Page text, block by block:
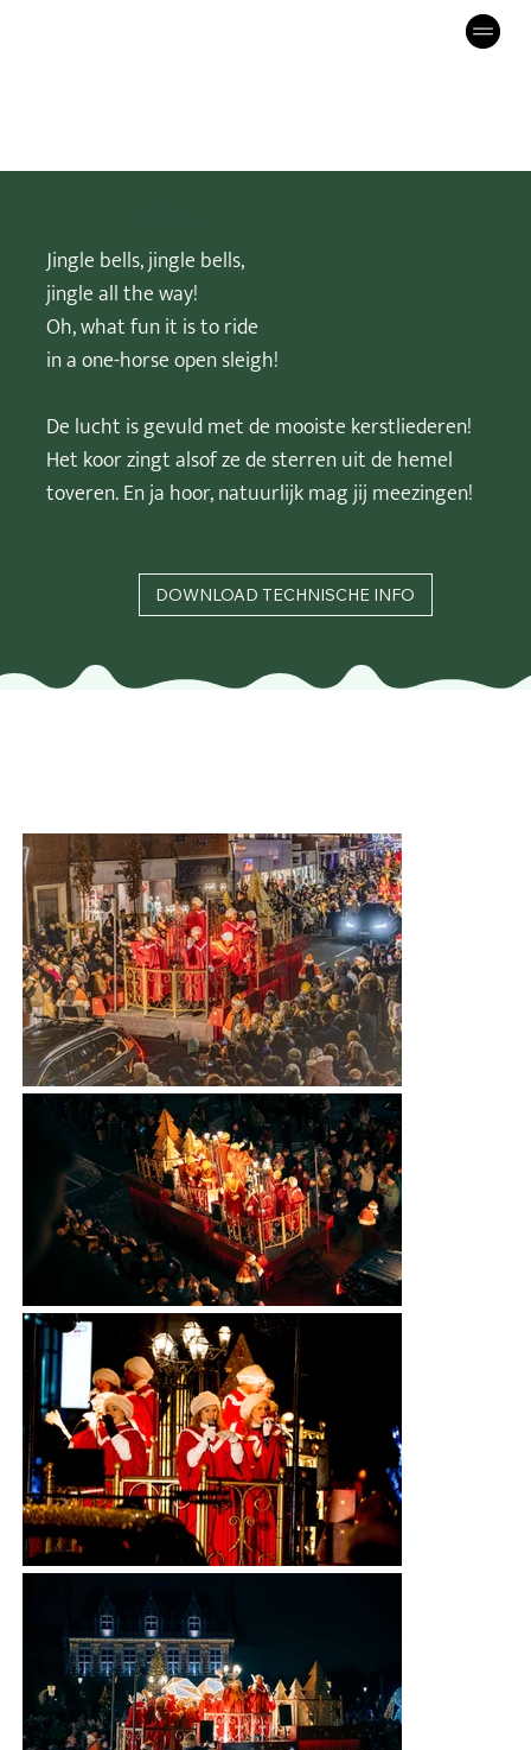
Jingle bells, jingle bells,
jingle all the way!
Oh, what fun it is to ride
in a one-horse open sleigh!
De lucht is gevuld met de mooiste kerstliederen!
Het koor zingt alsof ze de sterren uit de hemel
toveren. En ja hoor, natuurlijk mag jij meezingen!
DOWNLOAD TECHNISCHE INFO